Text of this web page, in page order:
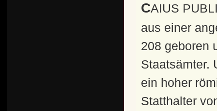
CAIUS PUBLIUS LICINIUS VALERIANUS stammte
aus einer
208 geboren
Staatsämter.
ein hoher
Statthalter